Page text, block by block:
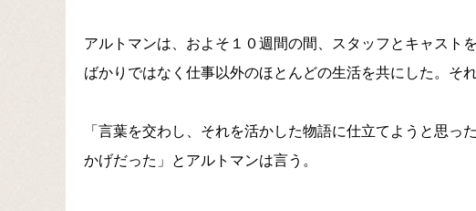
アルトマンは、およそ１０週間の間、スタッフとキャスト
ばかりではなく仕事以外のほとんどの生活を共にした。そ
「言葉を交わし、それを活かした物語に仕立てようと思っ
かげだった」とアルトマンは言う。